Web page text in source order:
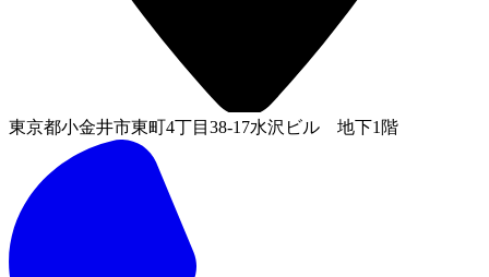
東京都小金井市東町4丁目38-17水沢ビル 地下1階